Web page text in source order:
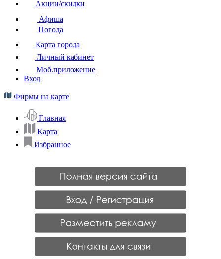
Акции/скидки
Афиша
Погода
Карта города
Личный кабинет
Моб.приложение
Вход
Фирмы на карте
Главная
Карта
Избранное